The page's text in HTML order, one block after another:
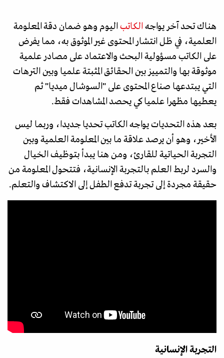
هناك تحد آخر يواجه الكاتب اليوم وهو ضمان دقة المعلومة
العلمية، في ظل انتشار المحتوى غير الموثوق به، مما يفرض
على الكاتب مسؤولية البحث والاعتماد على مصادر علمية
موثوقة بها والتمييز بين الحقائق المثبتة علميا وبين الترهات
التي يبتدعها صناع المحتوى على "السوشال ميديا" ثم
يعطيها مظهرا علميا كي يحصد المشاهدات فقط.
بعد هذه التحديات يواجه الكاتب تحديا جديدا، وربما ليس
الأخير، وهو أن يرصد علاقة ما بين المعلومة العلمية وبين
التجربة الحياتية للقارئ، ومن هنا يبدأ بتوظيف الخيال
والسرد لربط العلم بالتجربة الإنسانية، فتتحول المعلومة من
حقيقة مجردة إلى تجربة تدفع الطفل إلى الاكتشاف والتعلم.
التجربة الإنسانية